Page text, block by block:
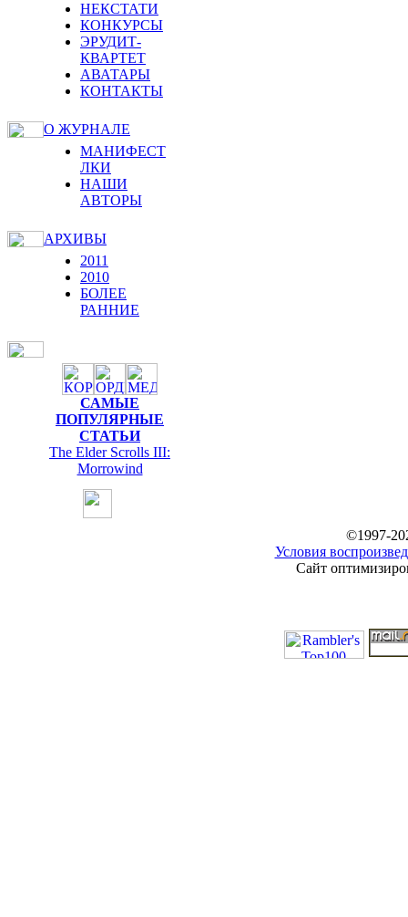
НЕКСТАТИ
КОНКУРСЫ
ЭРУДИТ-
КВАРТЕТ
АВАТАРЫ
КОНТАКТЫ
О ЖУРНАЛЕ
МАНИФЕСТ
ЛКИ
НАШИ
АВТОРЫ
АРХИВЫ
2011
2010
БОЛЕЕ
РАННИЕ
САМЫЕ
ПОПУЛЯРНЫЕ
СТАТЬИ
The Elder Scrolls III:
Morrowind
©1997-
Условия
Сайт